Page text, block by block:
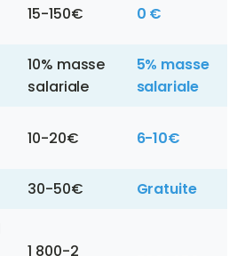
15-150€ 0 €
10% masse
salariale
5% masse
salariale
10-20€ 6-10€
30-50€
Gratuite
1 800-2